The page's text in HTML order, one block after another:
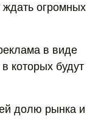
ждать огромных
в виде
которых будут
долю рынка и